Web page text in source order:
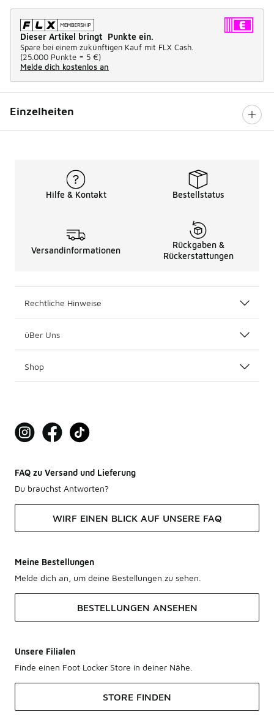
Dieser Artikel bringt Punkte ein.
Spare bei einem zukünftigen Kauf mit FLX Cash.
(25.000 Punkte = 5 €)
Melde dich kostenlos an
Einzelheiten
Hilfe & Kontakt Bestellstatus
Versandinformationen
Rückgaben &
Rückerstattungen
Rechtliche Hinweise
üBer Uns
Shop
FAQ zu Versand und Lieferung
Du brauchst Antworten?
WIRF EINEN BLICK AUF UNSERE FAQ
Meine Bestellungen
Melde dich an, um deine Bestellungen zu sehen.
BESTELLUNGEN ANSEHEN
Unsere Filialen
Finde einen Foot Locker Store in deiner Nähe.
STORE FINDEN